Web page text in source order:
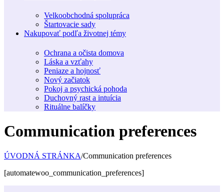
Velkoobchodná spolupráca
Štartovacie sady
Nakupovať podľa životnej témy
Ochrana a očista domova
Láska a vzťahy
Peniaze a hojnosť
Nový začiatok
Pokoj a psychická pohoda
Duchovný rast a intuícia
Rituálne balíčky
Communication preferences
ÚVODNÁ STRÁNKA/Communication preferences
[automatewoo_communication_preferences]